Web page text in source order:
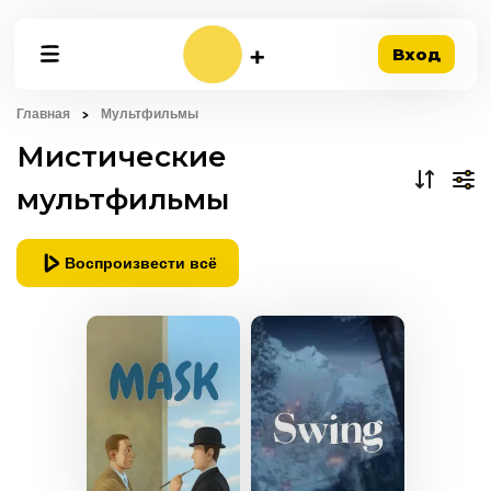
Вход
Главная Мультфильмы
Мистические
мультфильмы
Воспроизвести всё